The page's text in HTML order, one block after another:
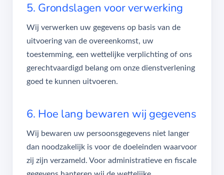
5. Grondslagen voor verwerking
Wij verwerken uw gegevens op basis van de
uitvoering van de overeenkomst, uw
toestemming, een wettelijke verplichting of ons
gerechtvaardigd belang om onze dienstverlening
goed te kunnen uitvoeren.
6. Hoe lang bewaren wij gegevens
Wij bewaren uw persoonsgegevens niet langer
dan noodzakelijk is voor de doeleinden waarvoor
zij zijn verzameld. Voor administratieve en fiscale